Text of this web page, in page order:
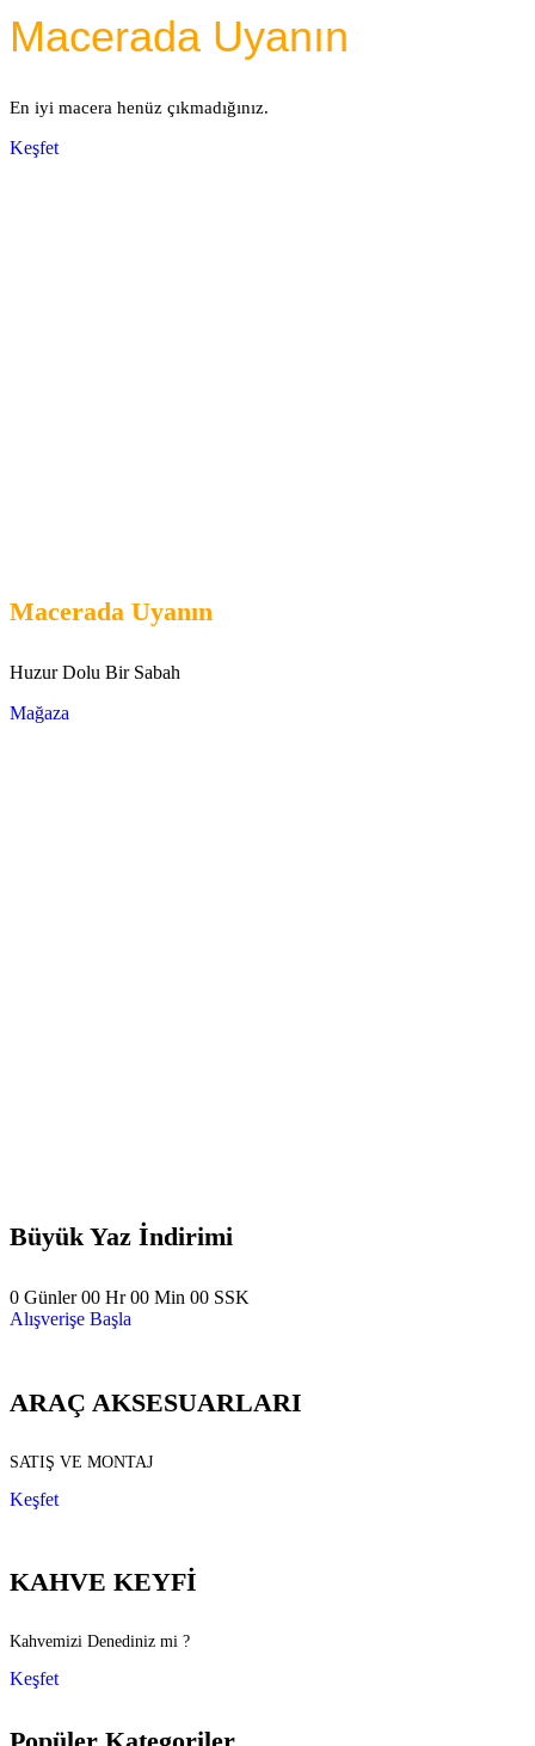
Macerada Uyanın
En iyi macera henüz çıkmadığınız.
Keşfet
Macerada Uyanın
Huzur Dolu Bir Sabah
Mağaza
Büyük Yaz İndirimi
0 Günler00 Hr00 Min 00 SSK
Alışverişe Başla
ARAÇ AKSESUARLARI
SATIŞ VE MONTAJ
Keşfet
KAHVE KEYFİ
Kahvemizi Denediniz mi ?
Keşfet
Popüler Kategoriler